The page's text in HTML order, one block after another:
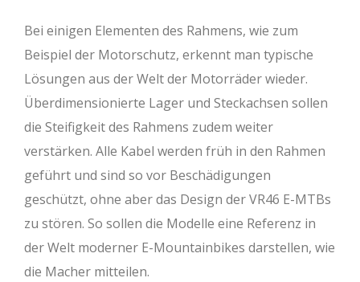
Oberrohr (mm)
608-611
628-631
Steuerrohr (mm)
110
125
Lenkwinkel (°)
Sitzrohr (mm)
440
475
Sitzwinkel (°)
76-75
76-75
Kettenstrebe (mm)
450-454
450-454
BB Drop (mm)
0-15
0-15
Bei einigen Elementen des Rahmens, wie zum
Beispiel der Motorschutz, erkennt man typische
Lösungen aus der Welt der Motorräder wieder.
Überdimensionierte Lager und Steckachsen sollen
die Steifigkeit des Rahmens zudem weiter
verstärken. Alle Kabel werden früh in den Rahmen
geführt und sind so vor Beschädigungen
geschützt, ohne aber das Design der VR46 E-MTBs
zu stören. So sollen die Modelle eine Referenz in
der Welt moderner E-Mountainbikes darstellen, wie
die Macher mitteilen.